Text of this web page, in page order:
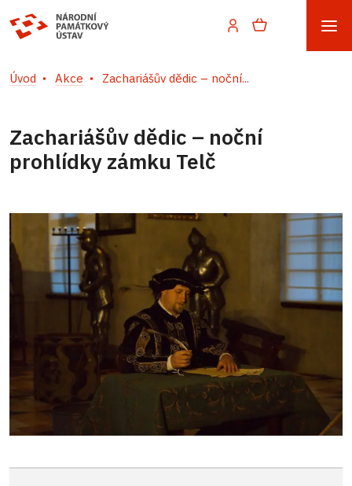
Úvod Akce Zachariášův dědic – noční...
Zachariášův dědic – noční
prohlídky zámku Telč